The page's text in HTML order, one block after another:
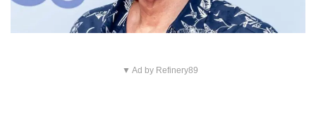
▼ Ad by Refinery89